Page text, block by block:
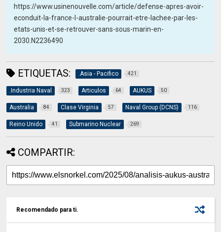
https://www.usinenouvelle.com/article/defense-apres-avoir-
econduit-la-france-l-australie-pourrait-etre-lachee-par-les-
etats-unis-et-se-retrouver-sans-sous-marin-en-
2030.N2236490
ETIQUETAS: .Asia - Pacifico 421
.Industria Naval 323 Articulos 64 AUKUS 50
Australia 84 Clase Virginia 57 Naval Group (DCNS) 116
Reino Unido 41 Submarino Nuclear 269
COMPARTIR:
Recomendado para ti.